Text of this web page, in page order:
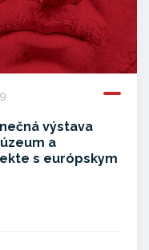
výstava
a
s európskym